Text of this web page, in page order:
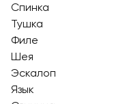
Спинка
Тушка
Филе
Шея
Эскалоп
Язык